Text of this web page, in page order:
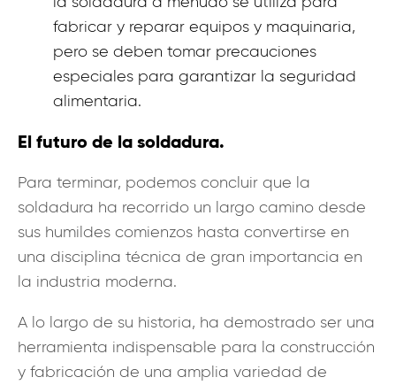
fabricar y reparar equipos y maquinaria,
pero se deben tomar precauciones
especiales para garantizar la seguridad
alimentaria.
El futuro de la soldadura.
Para terminar, podemos concluir que la
soldadura ha recorrido un largo camino desde
sus humildes comienzos hasta convertirse en
una disciplina técnica de gran importancia en
la industria moderna.
A lo largo de su historia, ha demostrado ser una
herramienta indispensable para la construcción
y fabricación de una amplia variedad de